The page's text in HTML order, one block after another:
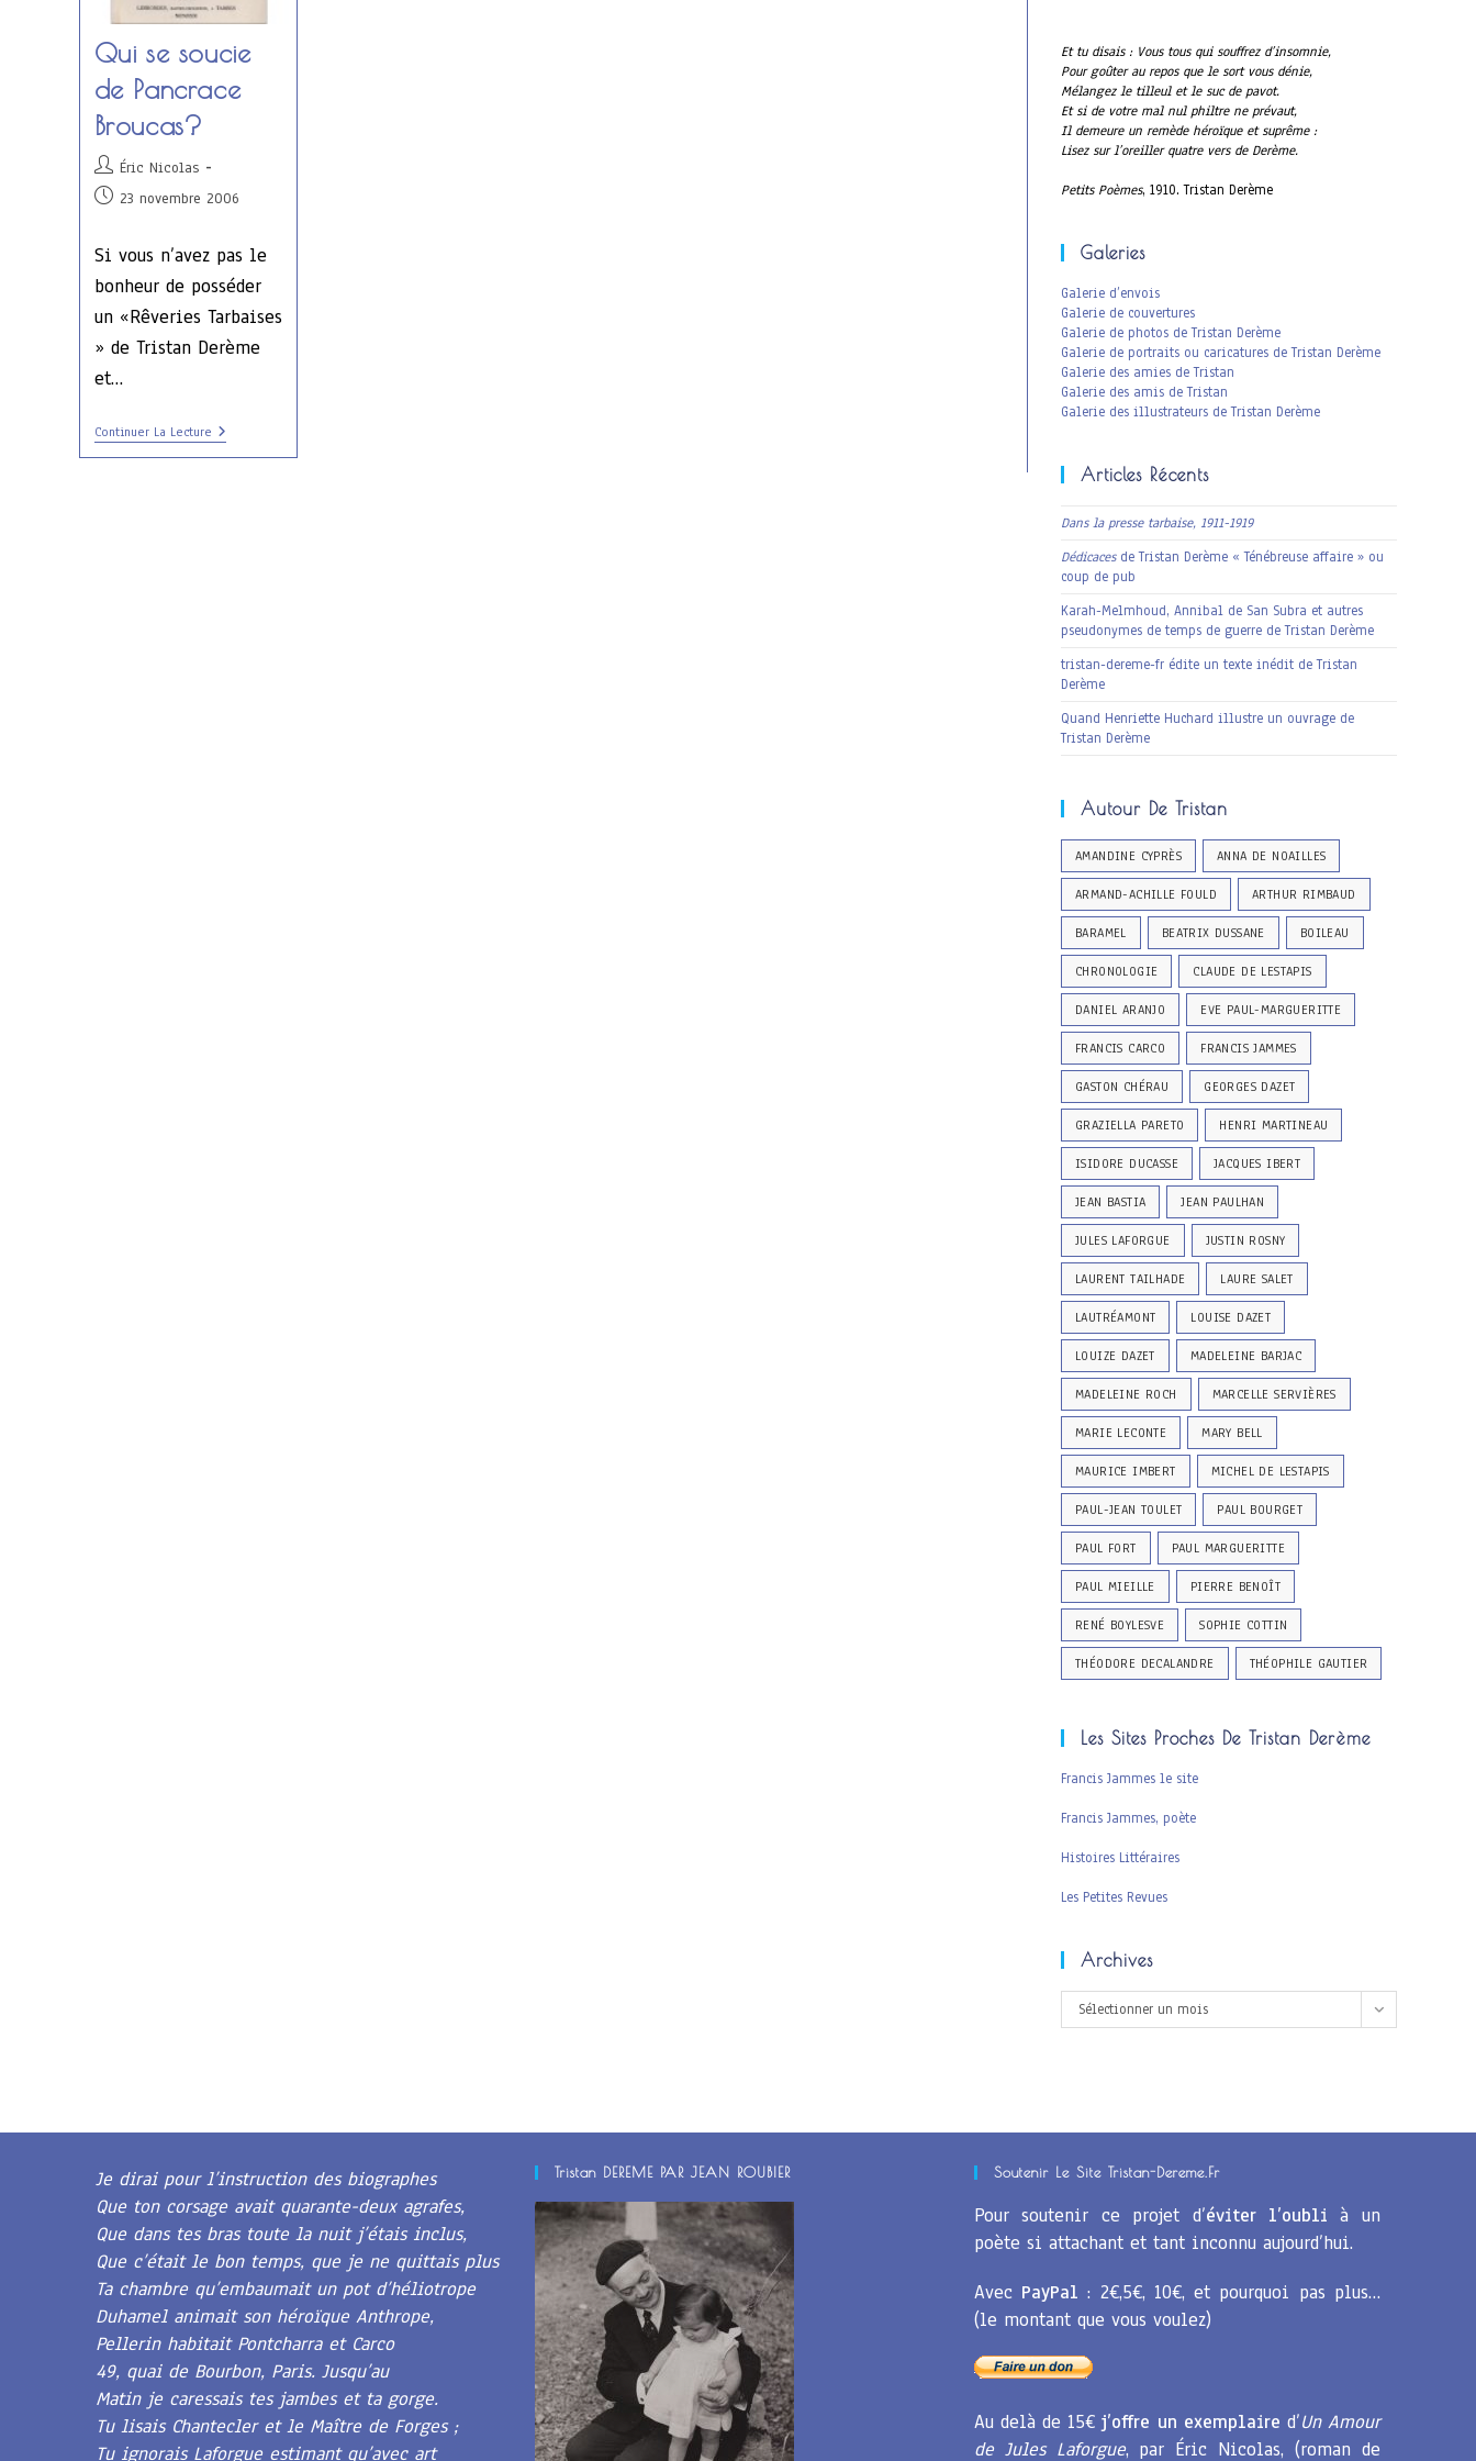
Qui se soucie
de Pancrace
Broucas?
Auteur/autrice
de
la
Éric Nicolas
Publication
23 novembre 2006
Si vous n’avez pas le
bonheur de posséder
un «Rêveries Tarbaises
» de Tristan Derème
et…
Continuer La LectureQui
Se
Et tu disais : Vous tous qui souffrez d’insomnie,
Pour goûter au repos que le sort vous dénie,
Mélangez le tilleul et le suc de pavot.
Et si de votre mal nul philtre ne prévaut,
Il demeure un remède héroïque et suprême :
Lisez sur l’oreiller quatre vers de Derème.
Petits Poèmes, 1910. Tristan Derème
Galeries
Galerie d’envois
Galerie de couvertures
Galerie de photos de Tristan Derème
Galerie de portraits ou caricatures de Tristan Derème
Galerie des amies de Tristan
Galerie des amis de Tristan
Galerie des illustrateurs de Tristan Derème
Articles Récents
Dans la presse tarbaise, 1911-1919
Dédicacesde Tristan Derème « Ténébreuse affaire » ou
coup de pub
Karah-Melmhoud, Annibal de San Subra et autres
pseudonymes de temps de guerre de Tristan Derème
tristan-dereme-fr édite un texte inédit de Tristan
Derème
Quand Henriette Huchard illustre un ouvrage de
Tristan Derème
Autour De Tristan
AMANDINE CYPRÈS ANNA DE NOAILLES
ARMAND-ACHILLE FOULD ARTHUR RIMBAUD
BARAMEL BEATRIX DUSSANE BOILEAU
CHRONOLOGIE CLAUDE DE LESTAPIS
DANIEL ARANJO EVE PAUL-MARGUERITTE
FRANCIS CARCO FRANCIS JAMMES
GASTON CHÉRAU GEORGES DAZET
GRAZIELLA PARETO HENRI MARTINEAU
ISIDORE DUCASSE JACQUES IBERT
JEAN BASTIA JEAN PAULHAN
JULES LAFORGUE JUSTIN ROSNY
LAURENT TAILHADE LAURE SALET
LAUTRÉAMONT LOUISE DAZET
LOUIZE DAZET MADELEINE BARJAC
MADELEINE ROCH MARCELLE SERVIÈRES
MARIE LECONTE MARY BELL
MAURICE IMBERT MICHEL DE LESTAPIS
PAUL-JEAN TOULET PAUL BOURGET
PAUL FORT PAUL MARGUERITTE
PAUL MIEILLE PIERRE BENOÎT
RENÉ BOYLESVE SOPHIE COTTIN
THÉODORE DECALANDRE THÉOPHILE GAUTIER
Les Sites Proches De Tristan Derème
Francis Jammes le site
Francis Jammes, poète
Histoires Littéraires
Les Petites Revues
Archives
Archives
Sélectionner un mois
Je dirai pour l’instruction des biographes
Que ton corsage avait quarante-deux agrafes,
Que dans tes bras toute la nuit j’étais inclus,
Que c’était le bon temps, que je ne quittais plus
Ta chambre qu’embaumait un pot d’héliotrope
Duhamel animait son héroïque Anthrope,
Pellerin habitait Pontcharra et Carco
49, quai de Bourbon, Paris. Jusqu’au
Matin je caressais tes jambes et ta gorge.
Tu lisais Chantecler et le Maître de Forges ;
Tu ignorais Laforgue estimant qu’avec art
Tristan DEREME PAR JEAN ROUBIER Soutenir Le Site Tristan-Dereme.fr
Pour soutenir ce projet d’éviter l’oubli à un
poète si attachant et tant inconnu aujourd’hui.
Avec PayPal : 2€,5€, 10€, et pourquoi pas plus…
(le montant que vous voulez)
Au delà de 15€j’offre un exemplaire d’Un Amour
de Jules Laforgue, par Éric Nicolas, (roman de